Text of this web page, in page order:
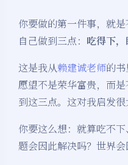
你要做的第一件事，就
自己做到三点： 吃得下
这是我从赖建诚老师的
愿望不是荣华富贵，而
到这三点。这对我启发很
你要这么想：就算吃不
题会因此解决吗？世界会